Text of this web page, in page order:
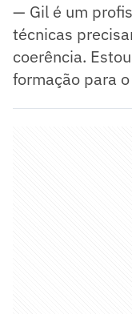
— Gil é um
técnicas
coerência.
formação para